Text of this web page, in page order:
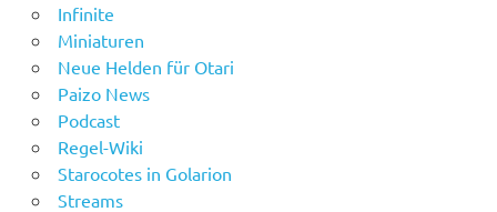
Infinite
Miniaturen
Neue Helden für Otari
Paizo News
Podcast
Regel-Wiki
Starocotes in Golarion
Streams